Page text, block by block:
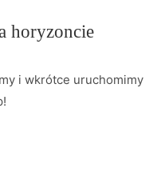
horyzoncie
i wkrótce uruchomimy